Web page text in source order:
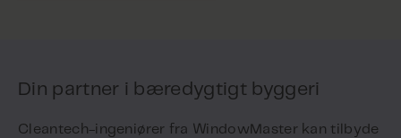
Din partner i bæredygtigt byggeri
Cleantech-ingeniører fra WindowMaster kan tilbyde